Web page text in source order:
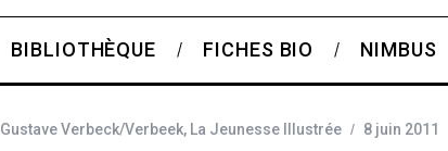
BIBLIOTHÈQUE FICHES BIO NIMBUS
Gustave Verbeck/Verbeek, La Jeunesse Illustrée 8 juin 2011